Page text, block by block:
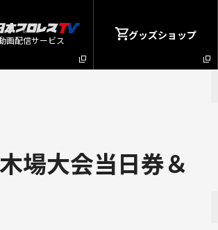
画配信サービス グッズショップ
場大会当日券＆